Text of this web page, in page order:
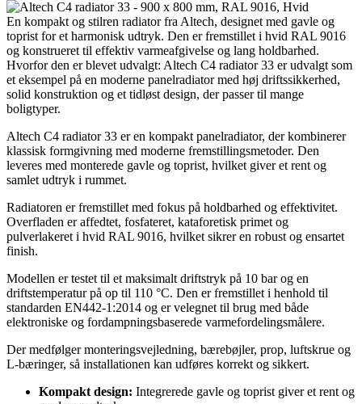
En kompakt og stilren radiator fra Altech, designet med gavle og
toprist for et harmonisk udtryk. Den er fremstillet i hvid RAL 9016
og konstrueret til effektiv varmeafgivelse og lang holdbarhed.
Hvorfor den er blevet udvalgt: Altech C4 radiator 33 er udvalgt som
et eksempel på en moderne panelradiator med høj driftssikkerhed,
solid konstruktion og et tidløst design, der passer til mange
boligtyper.
Altech C4 radiator 33 er en kompakt panelradiator, der kombinerer
klassisk formgivning med moderne fremstillingsmetoder. Den
leveres med monterede gavle og toprist, hvilket giver et rent og
samlet udtryk i rummet.
Radiatoren er fremstillet med fokus på holdbarhed og effektivitet.
Overfladen er affedtet, fosfateret, kataforetisk primet og
pulverlakeret i hvid RAL 9016, hvilket sikrer en robust og ensartet
finish.
Modellen er testet til et maksimalt driftstryk på 10 bar og en
driftstemperatur på op til 110 °C. Den er fremstillet i henhold til
standarden EN442-1:2014 og er velegnet til brug med både
elektroniske og fordampningsbaserede varmefordelingsmålere.
Der medfølger monteringsvejledning, bærebøjler, prop, luftskrue og
L-bæringer, så installationen kan udføres korrekt og sikkert.
Kompakt design: Integrerede gavle og toprist giver et rent og